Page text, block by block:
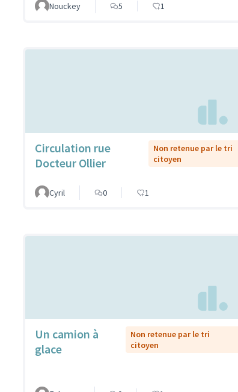
Nouckey 5 1
Circulation rue
Docteur Ollier
Non retenue par le tri
citoyen
Cyril 0 1
Un camion à
glace
Non retenue par le tri
citoyen